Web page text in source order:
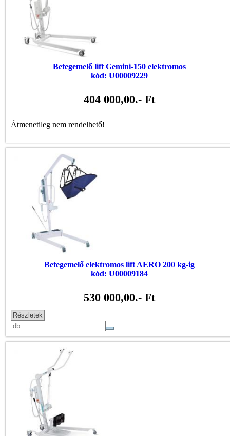
Betegemelő lift Gemini-150 elektromos
kód: U00009229
404 000,00.- Ft
Átmenetileg nem rendelhető!
Betegemelő elektromos lift AERO 200 kg-ig
kód: U00009184
530 000,00.- Ft
Részletek